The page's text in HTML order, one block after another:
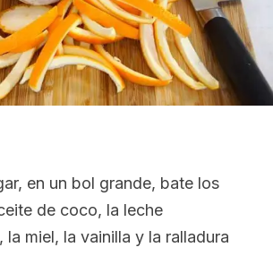
en un bol grande, bate los
de coco, la leche
la miel, la vainilla y la ralladura